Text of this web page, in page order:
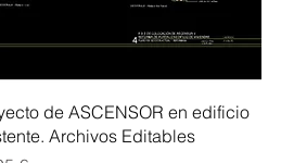
Vista rápida
de ASCENSOR en edificio
Archivos Editables